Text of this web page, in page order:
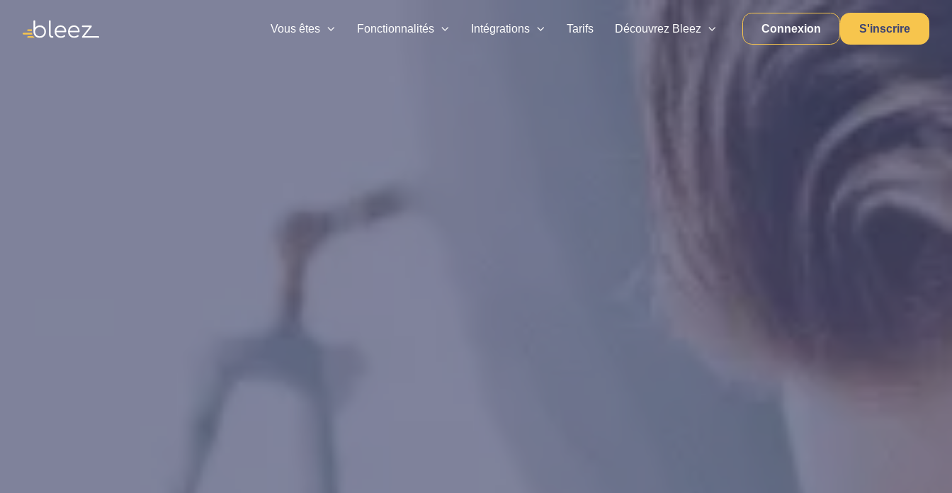
Vous êtes Fonctionnalités Intégrations Tarifs Découvrez Bleez Connexion S'inscrire